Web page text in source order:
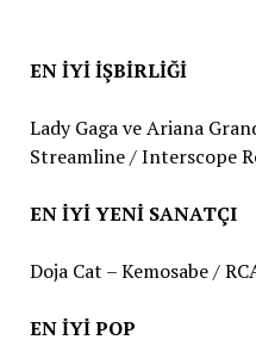
EN İYİ İŞBİRLİĞİ
Lady Gaga ve Ariana
Streamline / Interscope
EN İYİ YENİ SANATÇI
Doja Cat – Kemosabe /
EN İYİ POP